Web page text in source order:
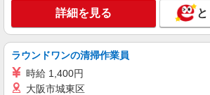
キープ
派遣社員
株式会社kotrio /●SD-H-1909125
詳細を見る
ラウンドワンの清掃作業員
時給 1,400円
大阪市城東区